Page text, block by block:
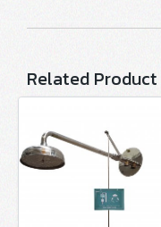
Related Product